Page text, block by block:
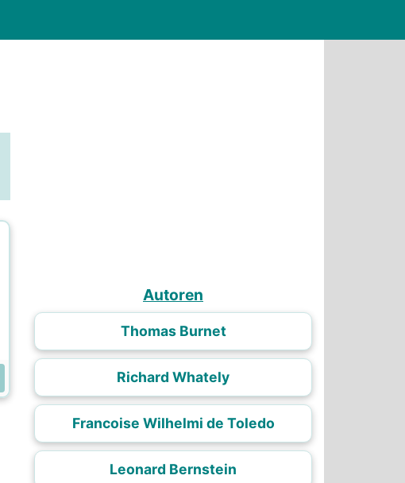
Autoren
Thomas Burnet
Richard Whately
Francoise Wilhelmi de Toledo
Leonard Bernstein